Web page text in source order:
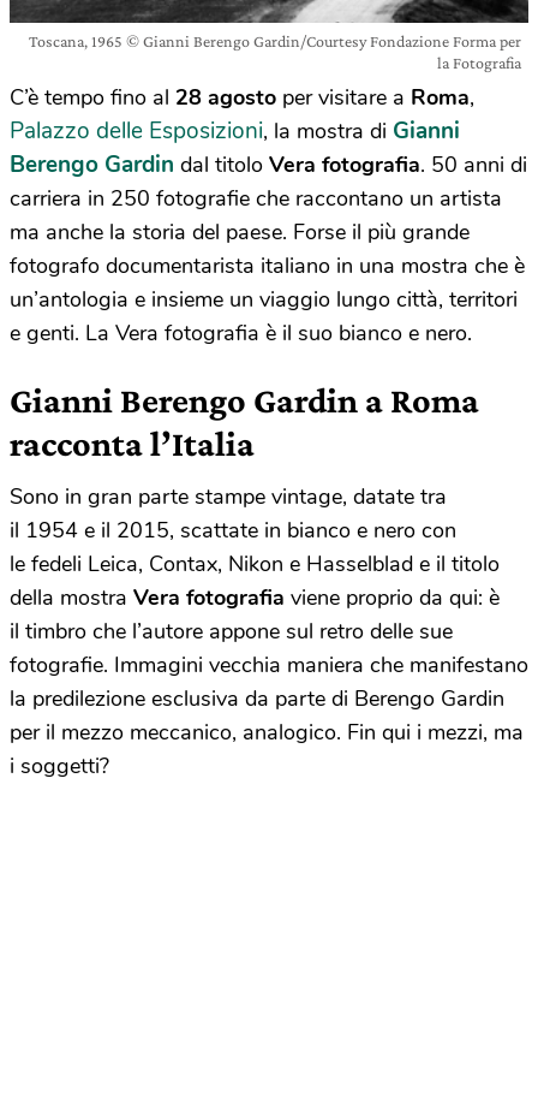
Toscana, 1965 © Gianni Berengo Gardin/Courtesy Fondazione Forma per
la Fotografia
C’è tempo fino al 28 agosto per visitare a Roma,
Palazzo delle Esposizioni, la mostra di Gianni
Berengo Gardin dal titolo Vera fotografia. 50 anni di
carriera in 250 fotografie che raccontano un artista
ma anche la storia del paese. Forse il più grande
fotografo documentarista italiano in una mostra che è
un’antologia e insieme un viaggio lungo città, territori
e genti. La Vera fotografia è il suo bianco e nero.
Gianni Berengo Gardin a Roma
racconta l’Italia
Sono in gran parte stampe vintage, datate tra
il 1954 e il 2015, scattate in bianco e nero con
le fedeli Leica, Contax, Nikon e Hasselblad e il titolo
della mostra Vera fotografia viene proprio da qui: è
il timbro che l’autore appone sul retro delle sue
fotografie. Immagini vecchia maniera che manifestano
la predilezione esclusiva da parte di Berengo Gardin
per il mezzo meccanico, analogico. Fin qui i mezzi, ma
i soggetti?